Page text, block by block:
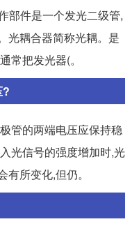
部件是一个发光二级管,
光耦合器简称光耦。是
常把发光器(。
?
管的两端电压应保持稳
光信号的强度增加时,光
所变化,但仍。